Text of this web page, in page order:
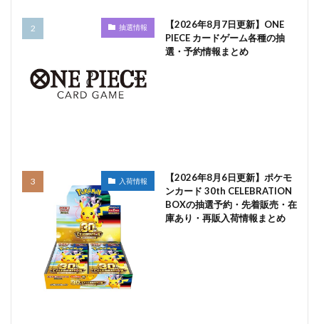
抽選情報
【2026年8月7日更新】ONE
PIECE カードゲーム各種の抽
選・予約情報まとめ
入荷情報
【2026年8月6日更新】ポケモ
ンカード 30th CELEBRATION
BOXの抽選予約・先着販売・在
庫あり・再販入荷情報まとめ